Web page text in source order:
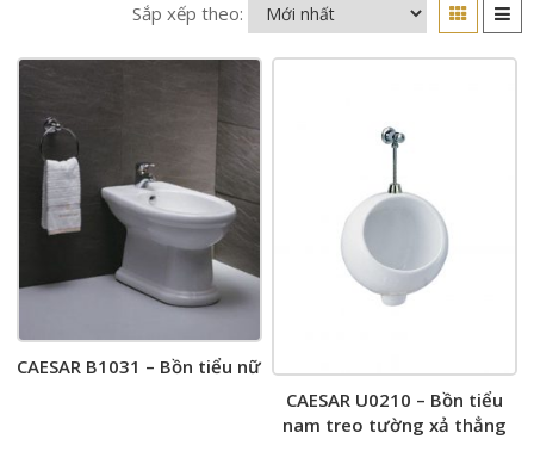
Sắp xếp theo:
CAESAR B1031 – Bồn tiểu nữ
CAESAR U0210 – Bồn tiểu
nam treo tường xả thẳng